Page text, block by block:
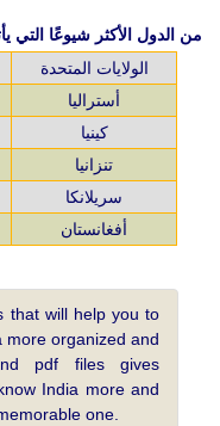
من الدول الأكثر شيوعًا التي
الولايات المتحدة
أستراليا
كينيا
تنزانيا
سريلانكا
أفغانستان
that will help you to
more organized and
pdf files gives
India more and
one.